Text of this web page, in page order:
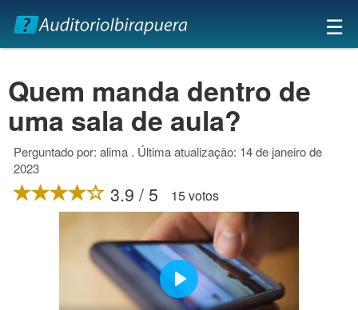
×
☰
Quem manda dentro de
uma sala de aula?
Perguntado por: alima . Última atualização: 14 de janeiro de
2023
3.9 / 5 15 votos
Play